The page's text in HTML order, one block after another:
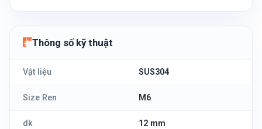
Thông số kỹ thuật
Vật liệu SUS304
Size Ren M6
dk 12 mm